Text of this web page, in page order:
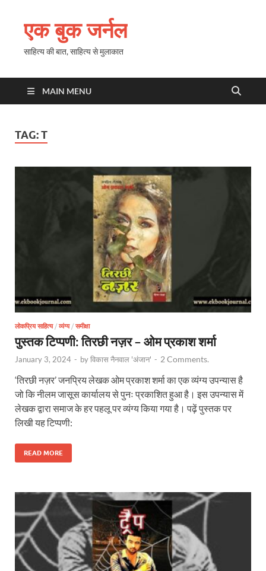
एक बुक जर्नल
साहित्य की बात, साहित्य से मुलाकात
MAIN MENU
TAG:T
लोकप्रिय साहित्य/ व्यंग्य/ समीक्षा
पुस्तक टिप्पणी: तिरछी नज़र – ओम प्रकाश शर्मा
January 3, 2024 - byविकास नैनवाल 'अंजान' - 2 Comments.
‘तिरछी नज़र’ जनप्रिय लेखक ओम प्रकाश शर्मा का एक व्यंग्य उपन्यास है
जो कि नीलम जासूस कार्यालय से पुनः प्रकाशित हुआ है। इस उपन्यास में
लेखक द्वारा समाज के हर पहलू पर व्यंग्य किया गया है। पढ़ें पुस्तक पर
लिखी यह टिप्पणी:
READ MORE